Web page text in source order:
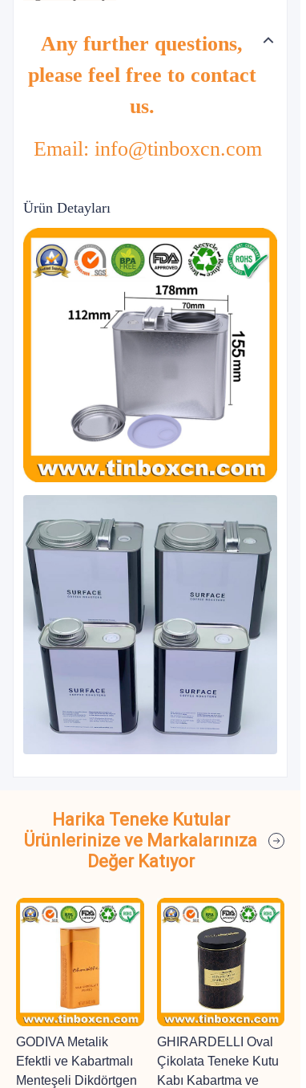
Any further questions,
please feel free to contact
us.
Email: info@tinboxcn.com
Ürün Detayları
Harika Teneke Kutular
Ürünlerinize ve Markalarınıza
Değer Katıyor
GODIVA Metalik
Efektli ve Kabartmalı
Menteşeli Dikdörtgen
GHIRARDELLI Oval
Çikolata Teneke Kutu
Kabı Kabartma ve